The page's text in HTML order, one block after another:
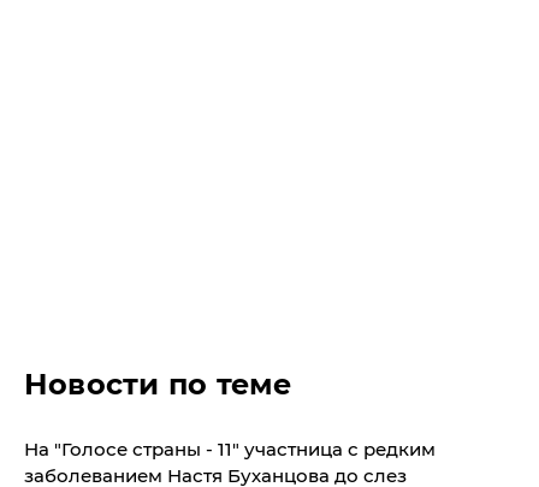
Новости по теме
На "Голосе страны - 11" участница с редким
заболеванием Настя Буханцова до слез